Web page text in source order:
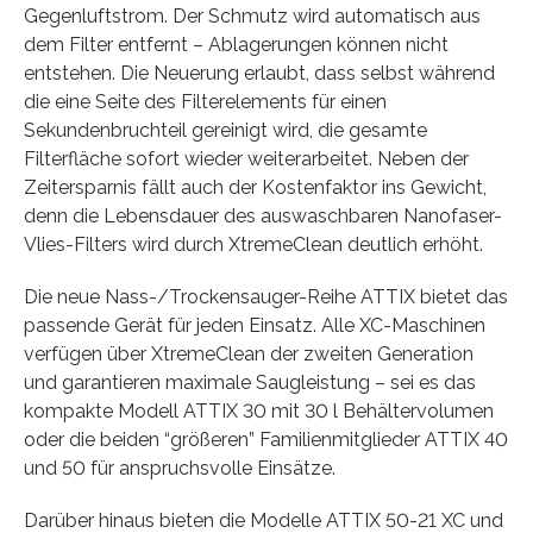
Gegenluftstrom. Der Schmutz wird automatisch aus
dem Filter entfernt – Ablagerungen können nicht
entstehen. Die Neuerung erlaubt, dass selbst während
die eine Seite des Filterelements für einen
Sekundenbruchteil gereinigt wird, die gesamte
Filterfläche sofort wieder weiterarbeitet. Neben der
Zeitersparnis fällt auch der Kostenfaktor ins Gewicht,
denn die Lebensdauer des auswaschbaren Nanofaser-
Vlies-Filters wird durch XtremeClean deutlich erhöht.
Die neue Nass-/Trockensauger-Reihe ATTIX bietet das
passende Gerät für jeden Einsatz. Alle XC-Maschinen
verfügen über XtremeClean der zweiten Generation
und garantieren maximale Saugleistung – sei es das
kompakte Modell ATTIX 30 mit 30 l Behältervolumen
oder die beiden “größeren” Familienmitglieder ATTIX 40
und 50 für anspruchsvolle Einsätze.
Darüber hinaus bieten die Modelle ATTIX 50-21 XC und